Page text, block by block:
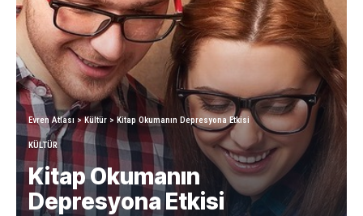
Evren Atlası >Kültür > Kitap Okumanın Depresyona Etkisi
KÜLTÜR
Kitap Okumanın
Depresyona Etkisi